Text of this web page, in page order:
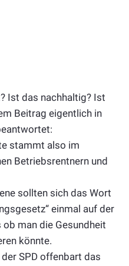
Ist das nachhaltig? Ist
Beitrag eigentlich in
stammt also im
Betriebsrentnern und
sollten sich das Wort
einmal auf der
ob man die Gesundheit
könnte.
SPD offenbart das